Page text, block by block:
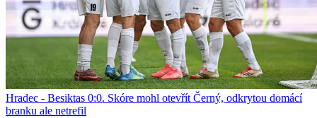
Hradec - Besiktas 0:0. Skóre mohl otevřít Černý, odkrytou domácí
branku ale netrefil